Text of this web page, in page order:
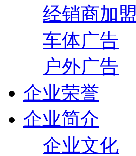
经销商加盟
车体广告
户外广告
企业荣誉
企业简介
企业文化